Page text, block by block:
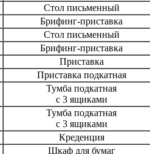
Стол письменный
Брифинг-приставка
Стол письменный
Брифинг-приставка
Приставка
Приставка подкатная
Тумба подкатная
с 3 ящиками
Тумба подкатная
с 3 ящиками
Креденция
Шкаф для бумаг